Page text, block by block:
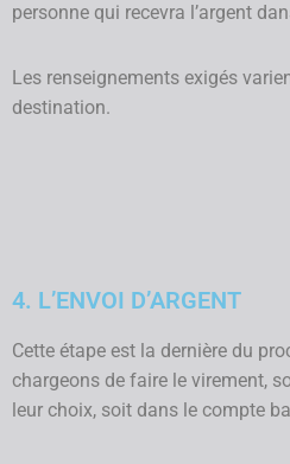
personne qui recevra l’argent
Les renseignements exigés
destination.
4. L’ENVOI D’ARGENT
Cette étape est la dernière du
chargeons de faire le virement,
leur choix, soit dans le compte